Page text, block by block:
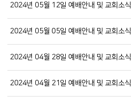
2024년 05월 12일 예배안내 및 교회소식
2024년 05월 05일 예배안내 및 교회소식
2024년 04월 28일 예배안내 및 교회소식
2024년 04월 21일 예배안내 및 교회소식